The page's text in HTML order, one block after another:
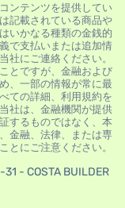
ンテンツを提供してい
記載されている商品や
いかなる種類の金銭的
で支払いまたは追加情
社にご連絡ください。
とですが、金融および
、一部の情報が常に最
ての詳細、利用規約を
社は、金融機関が提供
するものではなく、本
金融、法律、または専
とにご注意ください。
- COSTA BUILDER